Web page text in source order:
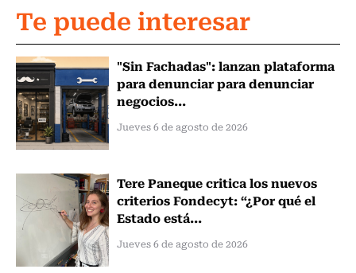
Te puede interesar
"Sin Fachadas": lanzan plataforma
para denunciar para denunciar
negocios...
Jueves 6 de agosto de 2026
Tere Paneque critica los nuevos
criterios Fondecyt: “¿Por qué el
Estado está...
Jueves 6 de agosto de 2026